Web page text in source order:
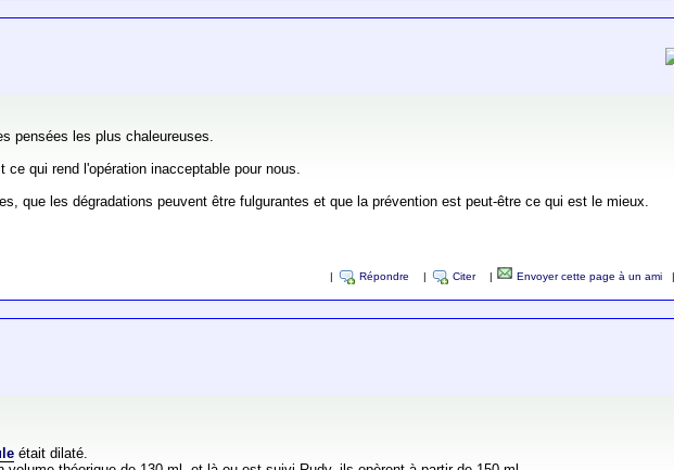
pensées les plus chaleureuses.
qui rend l'opération inacceptable pour nous.
que les dégradations peuvent être fulgurantes et que la prévention est peut-être ce qui est le mieux.
Répondre Citer Envoyer cette page à un ami|
était dilaté.